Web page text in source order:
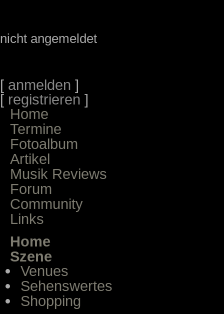
nicht angemeldet
[ anmelden ]
[ registrieren ]
Home
Termine
Fotoalbum
Artikel
Musik Reviews
Forum
Community
Links
Home
Szene
Venues
Sehenswertes
Shopping